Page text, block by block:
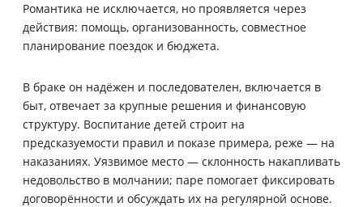
Романтика не исключается, но проявляется через
действия: помощь, организованность, совместное
планирование поездок и бюджета.
В браке он надёжен и последователен, включается в
быт, отвечает за крупные решения и финансовую
структуру. Воспитание детей строит на
предсказуемости правил и показе примера, реже — на
наказаниях. Уязвимое место — склонность накапливать
недовольство в молчании; паре помогает фиксировать
договорённости и обсуждать их на регулярной основе.